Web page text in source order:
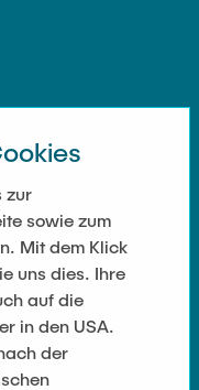
zur
sowie zum
Mit dem Klick
uns dies. Ihre
auf die
in den USA.
der